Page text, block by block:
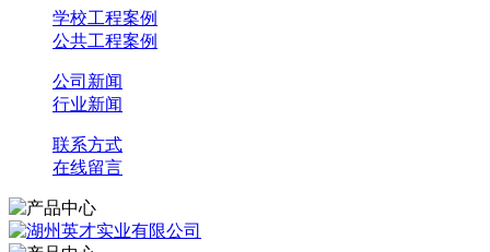
学校工程案例
公共工程案例
公司新闻
行业新闻
联系方式
在线留言